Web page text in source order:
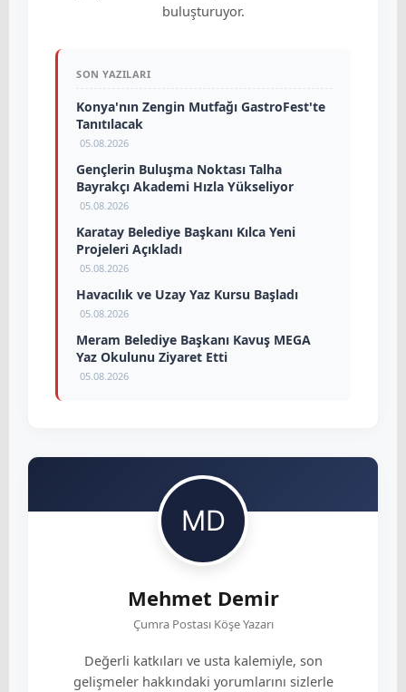
buluşturuyor.
SON YAZILARI
Konya'nın Zengin Mutfağı GastroFest'te
Tanıtılacak
05.08.2026
Gençlerin Buluşma Noktası Talha
Bayrakçı Akademi Hızla Yükseliyor
05.08.2026
Karatay Belediye Başkanı Kılca Yeni
Projeleri Açıkladı
05.08.2026
Havacılık ve Uzay Yaz Kursu Başladı
05.08.2026
Meram Belediye Başkanı Kavuş MEGA
Yaz Okulunu Ziyaret Etti
05.08.2026
Mehmet Demir
Çumra Postası Köşe Yazarı
Değerli katkıları ve usta kalemiyle, son
gelişmeler hakkındaki yorumlarını sizlerle